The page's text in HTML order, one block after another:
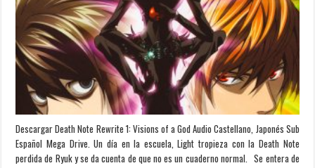
Descargar Death Note Rewrite 1: Visions of a God Audio Castellano, Japonés Sub
Español Mega Drive. Un día en la escuela, Light tropieza con la Death Note
perdida de Ryuk y se da cuenta de que no es un cuaderno normal. Se entera de